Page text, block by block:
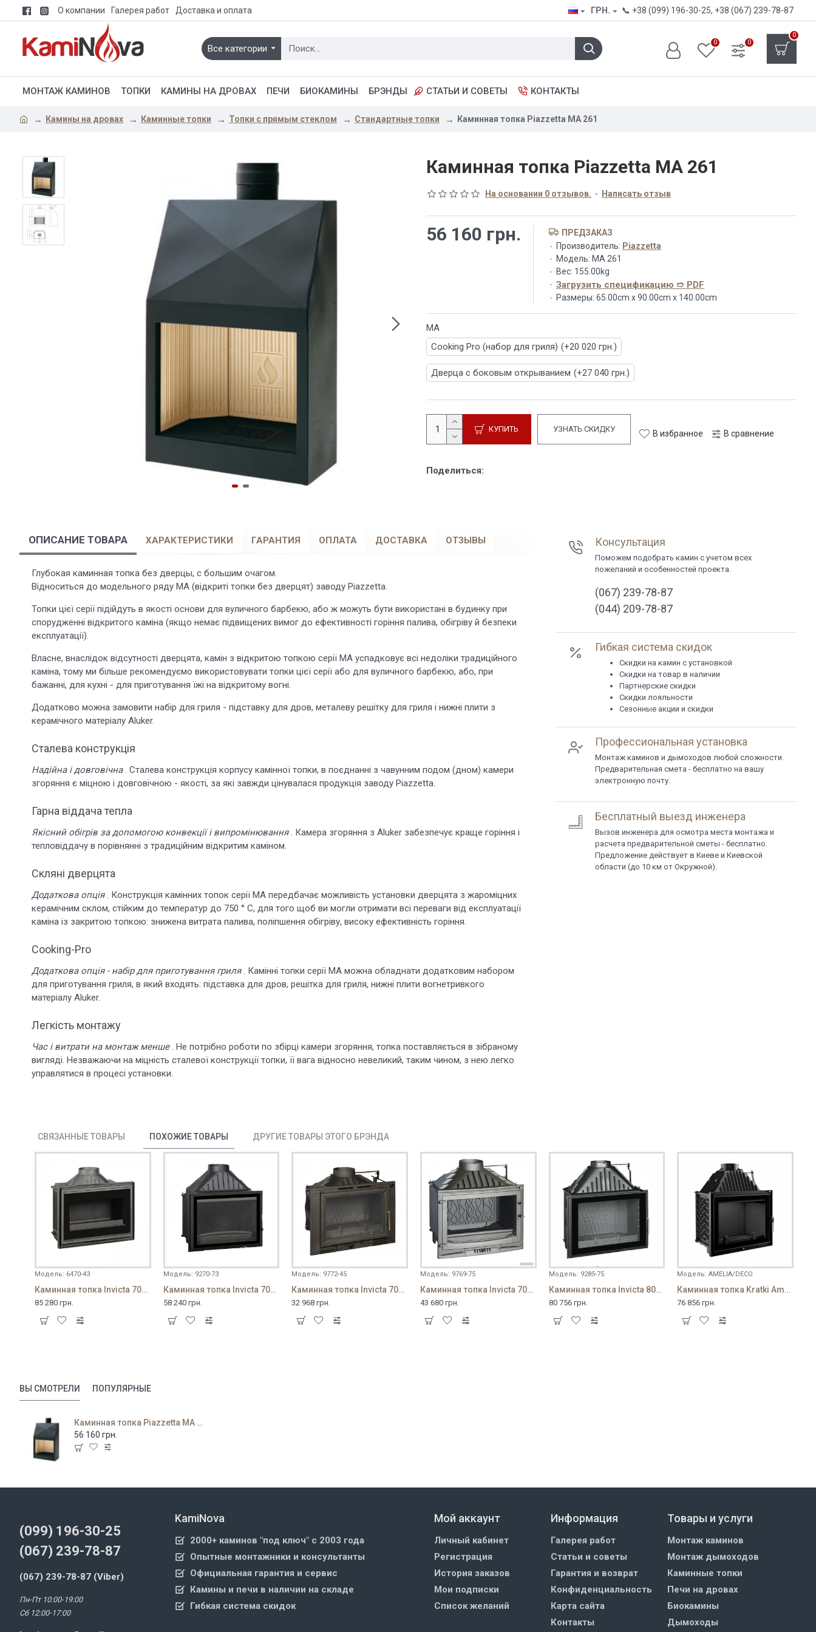
О компании Галерея работ Доставка и оплата ГРН. 📞 +38 (099) 196-30-25, +38 (067) 239-78-87
Все категории
0 0
0
МОНТАЖ КАМИНОВ ТОПКИ КАМИНЫ НА ДРОВАХ ПЕЧИ БИОКАМИНЫ БРЭНДЫ СТАТЬИ И СОВЕТЫ КОНТАКТЫ
Камины на дровах Каминные топки Топки с прямым стеклом Стандартные топки Каминная топка Piazzetta MA 261
Каминная топка Piazzetta MA 261
На основании 0 отзывов. - Написать отзыв
56 160 грн.
ПРЕДЗАКАЗ
Производитель: Piazzetta
Модель: MA 261
Вес: 155.00kg
Загрузить спецификацию ➱ PDF
Размеры: 65.00cm x 90.00cm x 140.00cm
MA
Cooking Pro (набор для гриля) (+20 020 грн.)
Дверца с боковым открыванием (+27 040 грн.)
КУПИТЬ УЗНАТЬ СКИДКУ В избранное В сравнение
Поделиться:
ОПИСАНИЕ ТОВАРА ХАРАКТЕРИСТИКИ ГАРАНТИЯ ОПЛАТА ДОСТАВКА ОТЗЫВЫ
Глубокая каминная топка без дверцы, с большим очагом.
Відноситься до модельного ряду MA (відкриті топки без дверцят) заводу Piazzetta.
Топки цієї серії підійдуть в якості основи для вуличного барбекю, або ж можуть бути використані в будинку при
спорудженні відкритого каміна (якщо немає підвищених вимог до ефективності горіння палива, обігріву й безпеки
експлуатації).
Власне, внаслідок відсутності дверцята, камін з відкритою топкою серії MA успадковує всі недоліки традиційного
каміна, тому ми більше рекомендуємо використовувати топки цієї серії або для вуличного барбекю, або, при
бажанні, для кухні - для приготування їжі на відкритому вогні.
Додатково можна замовити набір для гриля - підставку для дров, металеву решітку для гриля і нижні плити з
керамічного матеріалу Aluker.
Сталева конструкція
Надійна і довговічна. Сталева конструкція корпусу камінної топки, в поєднанні з чавунним подом (дном) камери
згоряння є міцною і довговічною - якості, за які завжди цінувалася продукція заводу Piazzetta.
Гарна віддача тепла
Якісний обігрів за допомогою конвекції і випромінювання. Камера згоряння з Aluker забезпечує краще горіння і
тепловіддачу в порівнянні з традиційним відкритим каміном.
Скляні дверцята
Додаткова опція. Конструкція камінних топок серії MA передбачає можливість установки дверцята з жароміцних
керамічним склом, стійким до температур до 750 ° С, для того щоб ви могли отримати всі переваги від експлуатації
каміна із закритою топкою: знижена витрата палива, поліпшення обігріву, високу ефективність горіння.
Cooking-Pro
Додаткова опція - набір для приготування гриля. Камінні топки серії MA можна обладнати додатковим набором
для приготування гриля, в який входять: підставка для дров, решітка для гриля, нижні плити вогнетривкого
матеріалу Aluker.
Легкість монтажу
Час і витрати на монтаж менше. Не потрібно роботи по збірці камери згоряння, топка поставляється в зібраному
вигляді. Незважаючи на міцність сталевої конструкції топки, її вага відносно невеликий, таким чином, з нею легко
управлятися в процесі установки.
Консультация
Поможем подобрать камин с учетом всех
пожеланий и особенностей проекта.
(067) 239-78-87
(044) 209-78-87
Гибкая система скидок
Cкидки на камин с установкой
Скидки на товар в наличии
Партнерские скидки
Скидки лояльности
Сезонные акции и скидки
Профессиональная установка
Монтаж каминов и дымоходов любой сложности.
Предварительная смета - бесплатно на вашу
электронную почту.
Бесплатный выезд инженера
Вызов инженера для осмотра места монтажа и
расчета предварительной сметы - бесплатно.
Предложение действует в Киеве и Киевской
области (до 10 км от Окружной).
СВЯЗАННЫЕ ТОВАРЫ ПОХОЖИЕ ТОВАРЫ ДРУГИЕ ТОВАРЫ ЭТОГО БРЭНДА
Модель: 6470-43
Каминная топка Invicta 700 Air Control
85 280 грн.
Модель: 9270-73
Каминная топка Invicta 700 Grande Angle
58 240 грн.
Модель: 9772-45
Каминная топка Invicta 700 Minos с шибером
32 968 грн.
Модель: 9769-75
Каминная топка Invicta 700 SELENIC с шибером
43 680 грн.
Модель: 9285-75
Каминная топка Invicta 800 Grande Angle с шибером
80 756 грн.
Модель: AMELIA/DECO
Каминная топка Kratki Amelia 25 Deco
76 856 грн.
ВЫ СМОТРЕЛИ ПОПУЛЯРНЫЕ
Каминная топка Piazzetta MA 261
56 160 грн.
(099) 196-30-25
(067) 239-78-87
(067) 239-78-87 (Viber)
Пн-Пт 10:00-19:00
Сб 12:00-17:00
KamiNova
2000+ каминов "под ключ" с 2003 года
Опытные монтажники и консультанты
Официальная гарантия и сервис
Камины и печи в наличии на складе
Гибкая система скидок
Мой аккаунт
Личный кабинет
Регистрация
История заказов
Мои подписки
Список желаний
Информация
Галерея работ
Статьи и советы
Гарантия и возврат
Конфиденциальность
Карта сайта
Контакты
Товары и услуги
Монтаж каминов
Монтаж дымоходов
Каминные топки
Печи на дровах
Биокамины
Дымоходы